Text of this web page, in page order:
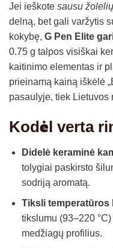
Jei ieškote sausu
delną, bet gali varžytis
kokybę, G Pen Elite
0.75 g talpos visiškai
kaitinimo elementas ir
prieinamą kainą iškėlė
pasaulyje, tiek Lietuvos
Kodėl verta
Didelė keraminė
tolygiai paskirsto
sodriją aromatą.
Tiksli temperatūros
tikslumu (93–220
medžiagų profilius.